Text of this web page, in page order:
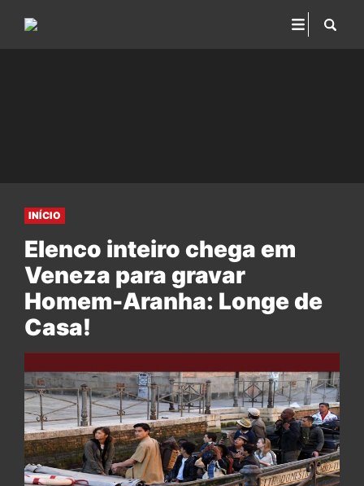
INÍCIO
Elenco inteiro chega em
Veneza para gravar
Homem-Aranha: Longe de
Casa!